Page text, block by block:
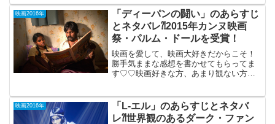
（118分）TVシリーズ「あぶない刑事」
の映画化...
映画2016年
「ディーパンの闘い」のあらすじ
とネタバレ⁈2015年カンヌ映画
祭・パルム・ドールを受賞！
映画を愛して、映画大好きだからこそ！
勝手気ままな感想を書かせてもらってま
す♡♡映画好きな方、あまり観ない方
2016年2月12日公開（115分）2015年のカ
ン...
映画2016年
「L‐エル」のあらすじとネタバ
レ⁈世界観のあるダーク・ファン